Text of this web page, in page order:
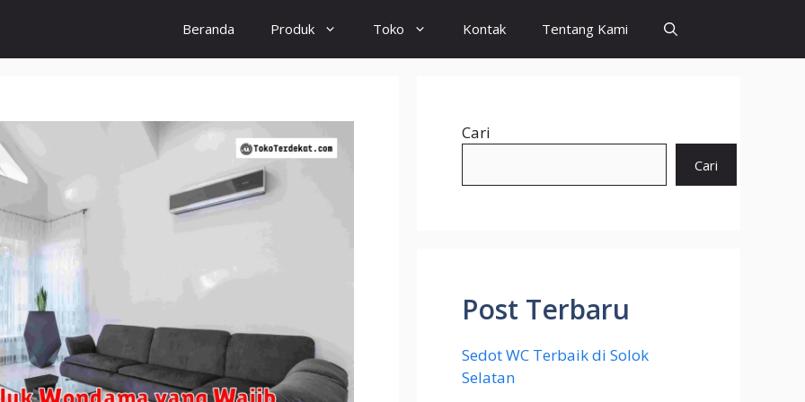
Beranda Produk Toko Kontak Tentang Kami
Cari
Cari
Post Terbaru
Sedot WC Terbaik di Solok
Selatan